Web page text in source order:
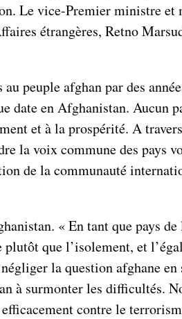
Le vice-Premier ministre et
étrangères, Retno
peuple afghan par des
date en Afghanistan. Aucun
et à la prospérité. A
la voix commune des pays
de la communauté
« En tant que pays
que l’isolement, et
la question afghane en
à surmonter les difficultés.
contre le